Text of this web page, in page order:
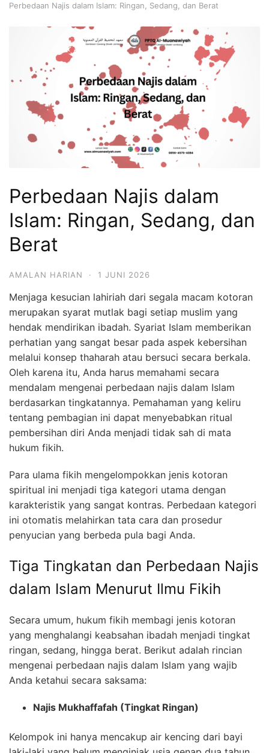
Perbedaan Najis dalam Islam: Ringan, Sedang, dan Berat
Perbedaan Najis dalam
Islam: Ringan, Sedang, dan
Berat
AMALAN HARIAN · 1 JUNI 2026
Menjaga kesucian lahiriah dari segala macam kotoran
merupakan syarat mutlak bagi setiap muslim yang
hendak mendirikan ibadah. Syariat Islam memberikan
perhatian yang sangat besar pada aspek kebersihan
melalui konsep thaharah atau bersuci secara berkala.
Oleh karena itu, Anda harus memahami secara
mendalam mengenai perbedaan najis dalam Islam
berdasarkan tingkatannya. Pemahaman yang keliru
tentang pembagian ini dapat menyebabkan ritual
pembersihan diri Anda menjadi tidak sah di mata
hukum fikih.
Para ulama fikih mengelompokkan jenis kotoran
spiritual ini menjadi tiga kategori utama dengan
karakteristik yang sangat kontras. Perbedaan kategori
ini otomatis melahirkan tata cara dan prosedur
penyucian yang berbeda pula bagi Anda.
Tiga Tingkatan dan Perbedaan Najis
dalam Islam Menurut Ilmu Fikih
Secara umum, hukum fikih membagi jenis kotoran
yang menghalangi keabsahan ibadah menjadi tingkat
ringan, sedang, hingga berat. Berikut adalah rincian
mengenai perbedaan najis dalam Islam yang wajib
Anda ketahui secara saksama:
Najis Mukhaffafah (Tingkat Ringan)
Kelompok ini hanya mencakup air kencing dari bayi